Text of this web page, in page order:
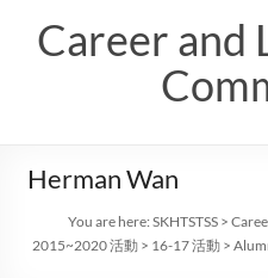
contentCareer and
Herman Wan
You are here:SKHTSTSS >
2015~2020 活動 > 16-17 活動 >